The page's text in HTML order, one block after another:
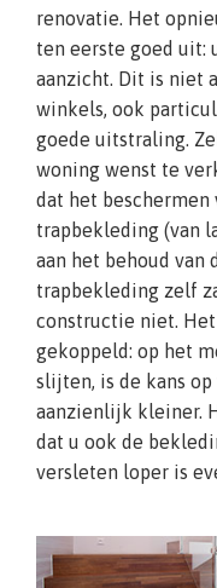
renovatie. Het
ten eerste goed uit:
aanzicht. Dit is niet
winkels, ook
goede uitstraling.
woning wenst te
dat het beschermen
trapbekleding (van
aan het behoud van
trapbekleding zelf
constructie niet.
gekoppeld: op het
slijten, is de kans
aanzienlijk kleiner.
dat u ook de
versleten loper is